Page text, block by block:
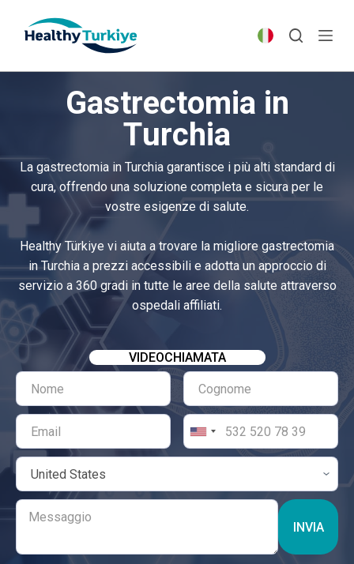
p
o
n
t
n
Gastrectomia in
Turchia
La gastrectomia in Turchia garantisce i più alti standard di
cura, offrendo una soluzione completa e sicura per le
vostre esigenze di salute.
Healthy Türkiye vi aiuta a trovare la migliore gastrectomia
in Turchia a prezzi accessibili e adotta un approccio di
servizio a 360 gradi in tutte le aree della salute attraverso
ospedali affiliati.
VIDEOCHIAMATA
INVIA